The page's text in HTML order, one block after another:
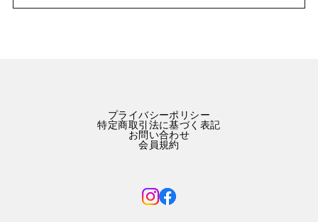
プライバシーポリシー
特定商取引法に基づく表記
お問い合わせ
会員規約